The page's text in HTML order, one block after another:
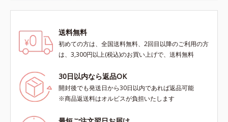
送料無料
初めての方は、全国送料無料、2回目以降のご利用の方
は、3,300円以上(税込)のお買い上げで、送料無料
30日以内なら返品OK
開封後でも発送日から30日以内であれば返品可能
※商品返送料はオルビスが負担いたします